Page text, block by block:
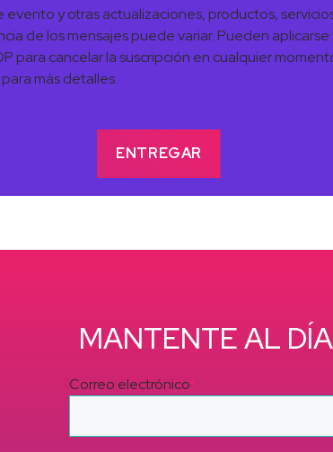
evento y otras actualizaciones, productos,
de los mensajes puede variar. Pueden
para cancelar la suscripción en cualquier
más detalles.
MANTENTE AL
Correo electrónico*